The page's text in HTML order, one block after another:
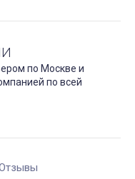
по Москве и
по всей